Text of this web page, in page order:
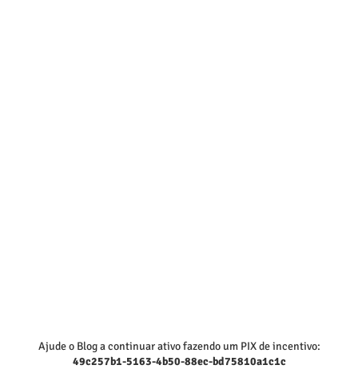
Ajude o Blog a continuar ativo fazendo um PIX de incentivo:
49c257b1-5163-4b50-88ec-bd75810a1c1c